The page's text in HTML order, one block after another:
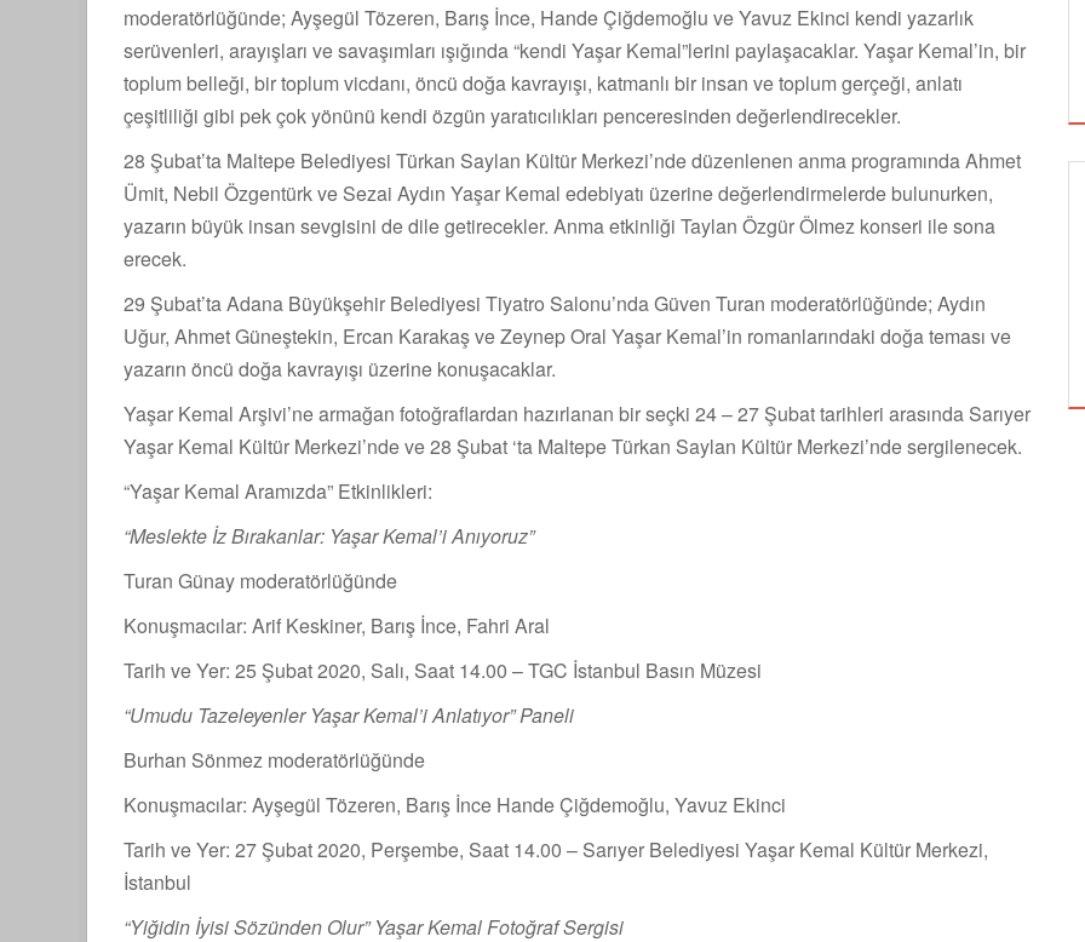
moderatörlüğünde; Ayşegül Tözeren, Barış İnce, Hande Çiğdemoğlu ve Yavuz Ekinci kendi yazarlık
serüvenleri, arayışları ve savaşımları ışığında “kendi Yaşar Kemal”lerini paylaşacaklar. Yaşar Kemal’in, bir
toplum belleği, bir toplum vicdanı, öncü doğa kavrayışı, katmanlı bir insan ve toplum gerçeği, anlatı
çeşitliliği gibi pek çok yönünü kendi özgün yaratıcılıkları penceresinden değerlendirecekler.
28 Şubat’ta Maltepe Belediyesi Türkan Saylan Kültür Merkezi’nde düzenlenen anma programında Ahmet
Ümit, Nebil Özgentürk ve Sezai Aydın Yaşar Kemal edebiyatı üzerine değerlendirmelerde bulunurken,
yazarın büyük insan sevgisini de dile getirecekler. Anma etkinliği Taylan Özgür Ölmez konseri ile sona
erecek.
29 Şubat’ta Adana Büyükşehir Belediyesi Tiyatro Salonu’nda Güven Turan moderatörlüğünde; Aydın
Uğur, Ahmet Güneştekin, Ercan Karakaş ve Zeynep Oral Yaşar Kemal’in romanlarındaki doğa teması ve
yazarın öncü doğa kavrayışı üzerine konuşacaklar.
Yaşar Kemal Arşivi’ne armağan fotoğraflardan hazırlanan bir seçki 24 – 27 Şubat tarihleri arasında Sarıyer
Yaşar Kemal Kültür Merkezi’nde ve 28 Şubat ‘ta Maltepe Türkan Saylan Kültür Merkezi’nde sergilenecek.
“Yaşar Kemal Aramızda” Etkinlikleri:
“Meslekte İz Bırakanlar: Yaşar Kemal’i Anıyoruz”
Turan Günay moderatörlüğünde
Konuşmacılar: Arif Keskiner, Barış İnce, Fahri Aral
Tarih ve Yer: 25 Şubat 2020, Salı, Saat 14.00 – TGC İstanbul Basın Müzesi
“Umudu Tazeleyenler Yaşar Kemal’i Anlatıyor” Paneli
Burhan Sönmez moderatörlüğünde
Konuşmacılar: Ayşegül Tözeren, Barış İnce Hande Çiğdemoğlu, Yavuz Ekinci
Tarih ve Yer: 27 Şubat 2020, Perşembe, Saat 14.00 – Sarıyer Belediyesi Yaşar Kemal Kültür Merkezi,
İstanbul
“Yiğidin İyisi Sözünden Olur” Yaşar Kemal Fotoğraf Sergisi
ALTIN KOZA'NIN ONUR ÖDÜLLERİ FERZAN
ÖZPETEK VE VAHİDE PERÇİN'İN